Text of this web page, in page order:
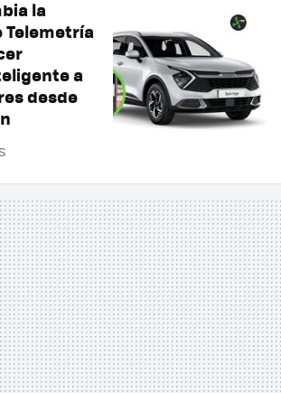
la
Telemetría
a
desde